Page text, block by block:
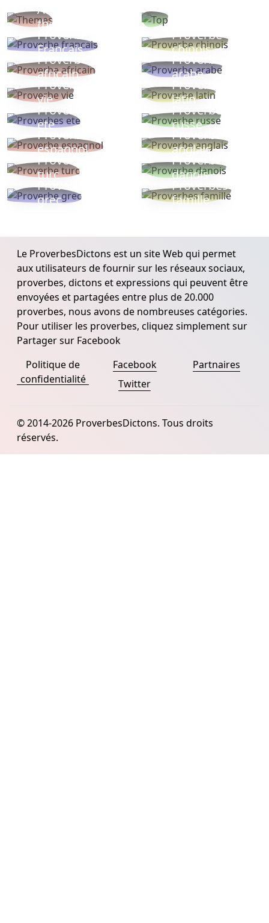
Autres
thèmes
Proverbe
Français
Proverbe
chinois
Proverbe
africain
Proverbe
arabe
Proverbe
vie
Proverbe
latin
Proverbes
ete
Proverbe
russe
Proverbe
espagnol
Proverbe
anglais
Proverbe
turc
Proverbe
danois
Proverbe
grec
Proverbes
famille
Le ProverbesDictons est un site Web qui permet
aux utilisateurs de fournir sur les réseaux sociaux,
proverbes, dictons et expressions qui peuvent être
envoyées et partagées entre plus de 20.000
proverbes, nous avons de nombreuses catégories.
Pour utiliser les proverbes, cliquez simplement sur
Partager sur Facebook
Politique de
confidentialité
Facebook
Twitter
Partnaires
© 2014-2026 ProverbesDictons. Tous droits
réservés.